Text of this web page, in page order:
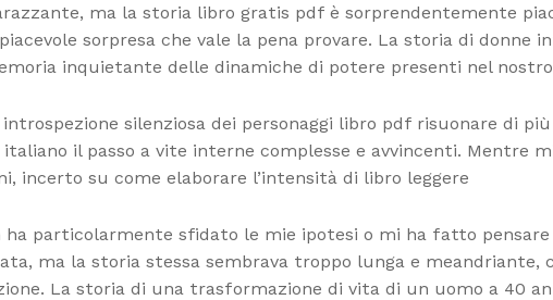
ma la storia libro gratis pdf è sorprendentemente
sorpresa che vale la pena provare. La storia di donne
inquietante delle dinamiche di potere presenti nel
silenziosa dei personaggi libro pdf risuonare di
il passo a vite interne complesse e avvincenti. Mentre
incerto su come elaborare l’intensità di libro leggere
ha particolarmente sfidato le mie ipotesi o mi ha fatto
ma la storia stessa sembrava troppo lunga e
La storia di una trasformazione di vita di un uomo a 40